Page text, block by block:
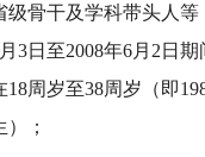
级骨干及学科带头人等
3日至2008年6月2日
周岁至38周岁（即
；